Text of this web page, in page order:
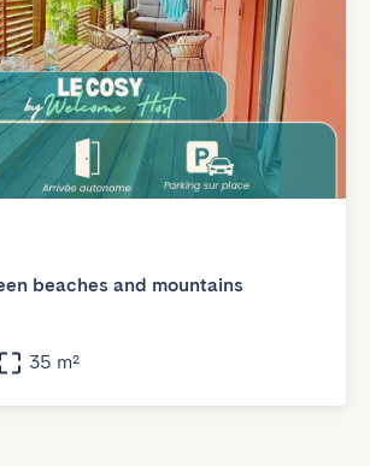
beaches and mountains
35 m²